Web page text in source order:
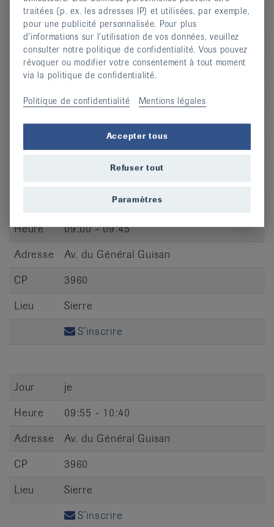
Jour
me
Heure
10:05 - 10:50
Adresse
Av. du Général-Guisan
CP
3960
Lieu
Sierre
S’inscrire
Heure
09:00 - 09:45
Adresse
Av. du Général Guisan
CP
3960
Lieu
Sierre
S’inscrire
Jour
je
Heure
09:55 - 10:40
Adresse
Av. du Général Guisan
CP
3960
Lieu
Sierre
S’inscrire
traitées (p. ex. les adresses IP) et utilisées, par exemple,
pour une publicité personnalisée. Pour plus
d’informations sur l’utilisation de vos données, veuillez
consulter notre politique de confidentialité. Vous pouvez
révoquer ou modifier votre consentement à tout moment
via la politique de confidentialité.
Politique de confidentialité Mentions légales
Accepter tous
Refuser tout
Paramètres